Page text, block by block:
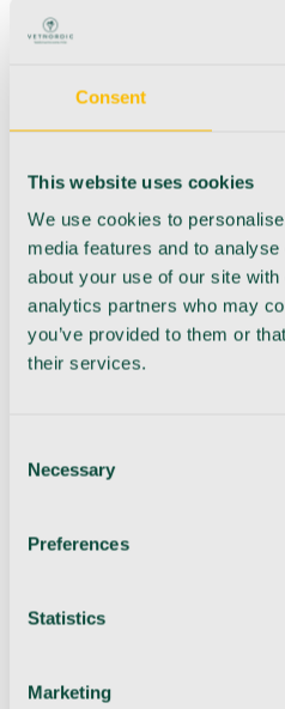
Consent
This website uses cookies
We use cookies to
media features and to
about your use of our site
analytics partners who may
you’ve provided to them or
their services.
Selection
Necessary
Preferences
Statistics
Marketing